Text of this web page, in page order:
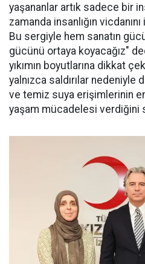
yaşananlar artık sadece bir
zamanda insanlığın
Bu sergiyle hem sanatın
gücünü ortaya koyacağız"
yıkımın boyutlarına dikkat
yalnızca saldırılar nedeniyle
ve temiz suya erişimlerinin
yaşam mücadelesi verdiğini